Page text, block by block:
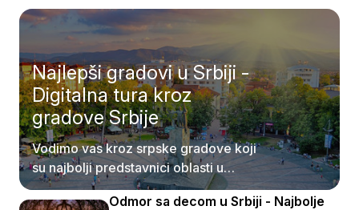
Najlepši gradovi u Srbiji -
Digitalna tura kroz
gradove Srbije
Vodimo vas kroz srpske gradove koji
su najbolji predstavnici oblasti u
kojima se nalaze.
Odmor sa decom u Srbiji - Najbolje